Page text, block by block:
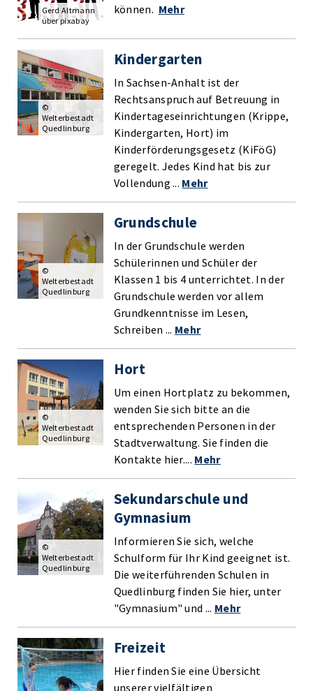
können. Mehr
Gerd Altmann
über pixabay
Kindergarten
In Sachsen-Anhalt ist der
Rechtsanspruch auf Betreuung in
Kindertageseinrichtungen (Krippe,
Kindergarten, Hort) im
Kinderförderungsgesetz (KiFöG)
geregelt. Jedes Kind hat bis zur
Vollendung ... Mehr
©
Welterbestadt
Quedlinburg
Grundschule
In der Grundschule werden
Schülerinnen und Schüler der
Klassen 1 bis 4 unterrichtet. In der
Grundschule werden vor allem
Grundkenntnisse im Lesen,
Schreiben ... Mehr
©
Welterbestadt
Quedlinburg
Hort
Um einen Hortplatz zu bekommen,
wenden Sie sich bitte an die
entsprechenden Personen in der
Stadtverwaltung. Sie finden die
Kontakte hier.... Mehr
©
Welterbestadt
Quedlinburg
Sekundarschule und
Gymnasium
Informieren Sie sich, welche
Schulform für Ihr Kind geeignet ist.
Die weiterführenden Schulen in
Quedlinburg finden Sie hier, unter
"Gymnasium" und ... Mehr
©
Welterbestadt
Quedlinburg
Freizeit
Hier finden Sie eine Übersicht
unserer vielfältigen